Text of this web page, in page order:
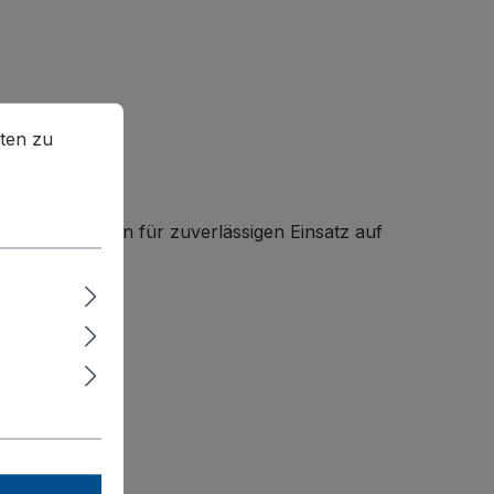
Lösungen für zuverlässigen Einsatz auf
zu können.
Mehr Informationen ...
zu